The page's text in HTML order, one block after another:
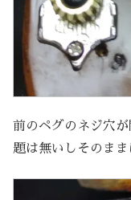
前のペグのネジ穴
題は無いしそのまま